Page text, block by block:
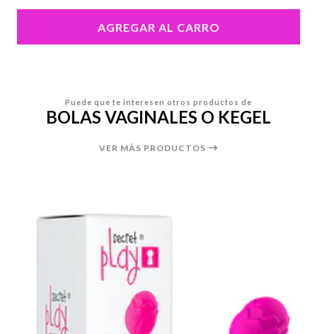
AGREGAR AL CARRO
Puede que te interesen otros productos de
BOLAS VAGINALES O KEGEL
VER MÁS PRODUCTOS